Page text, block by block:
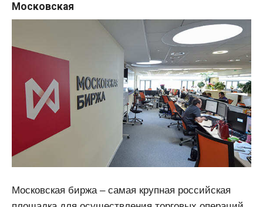
Московская
Московская биржа – самая крупная российская